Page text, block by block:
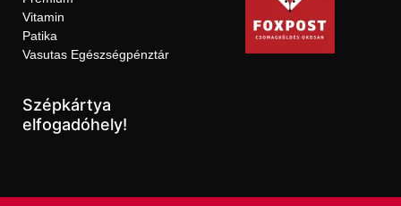
Vitamin
Patika
Vasutas Egészségpénztár
Szépkártya
elfogadóhely!